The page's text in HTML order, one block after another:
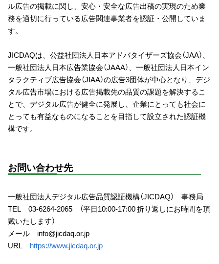
ル広告の掲載に関し、安心・安全な広告出稿の実現のため業
務を適切に行っている広告関連事業者を認証・公開していま
す。
JICDAQは、公益社団法人日本アドバタイザーズ協会（JAA）、
一般社団法人日本広告業協会（JAAA）、一般社団法人日本イン
タラクティブ広告協会（JIAA）の広告3団体が中心となり、デジ
タル広告市場における広告掲載先の品質の課題を解決するこ
とで、デジタル広告が健全に発展し、企業にとっても社会に
とっても有益なものになることを目指して設立された認証機
構です。
お問い合わせ先
一般社団法人デジタル広告品質認証機構（JICDAQ） 事務局
TEL 03-6264-2065 （平日10:00-17:00 折り返しにお時間を頂
戴いたします）
メール info@jicdaq.or.jp
URL https://www.jicdaq.or.jp